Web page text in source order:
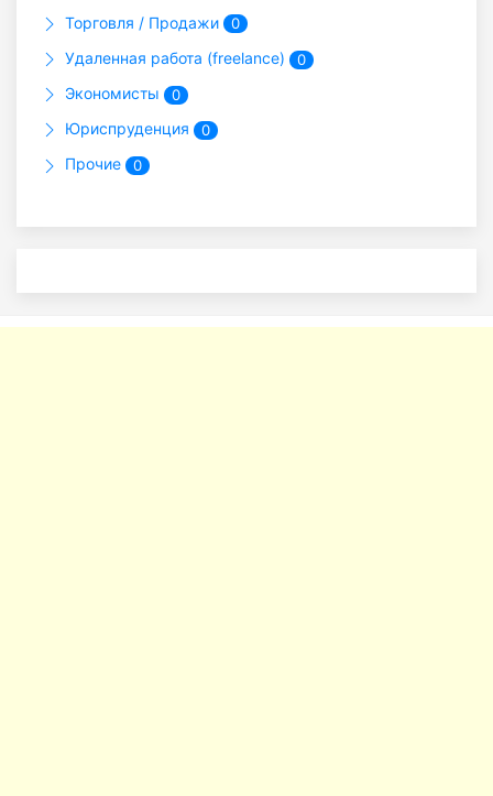
Торговля / Продажи 0
Удаленная работа (freelance) 0
Экономисты 0
Юриспруденция 0
Прочие 0